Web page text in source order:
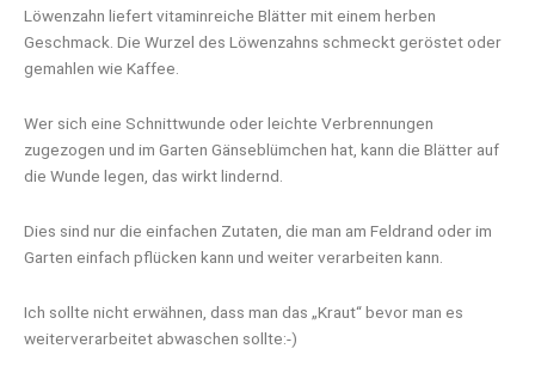
Löwenzahn liefert vitaminreiche Blätter mit einem herben
Geschmack. Die Wurzel des Löwenzahns schmeckt geröstet oder
gemahlen wie Kaffee.
Wer sich eine Schnittwunde oder leichte Verbrennungen
zugezogen und im Garten Gänseblümchen hat, kann die Blätter auf
die Wunde legen, das wirkt lindernd.
Dies sind nur die einfachen Zutaten, die man am Feldrand oder im
Garten einfach pflücken kann und weiter verarbeiten kann.
Ich sollte nicht erwähnen, dass man das „Kraut“ bevor man es
weiterverarbeitet abwaschen sollte:-)